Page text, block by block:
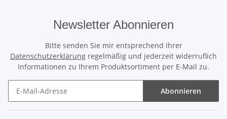
Newsletter Abonnieren
Bitte senden Sie mir entsprechend Ihrer
Datenschutzerklärung regelmäßig und jederzeit widerruflich
Informationen zu Ihrem Produktsortiment per E-Mail zu.
Abonnieren